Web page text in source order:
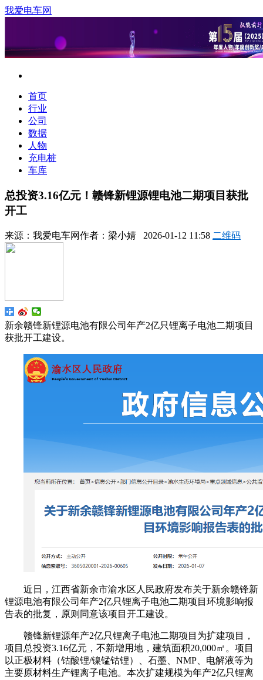
我爱电车网
首页
行业
公司
数据
人物
充电桩
车库
总投资3.16亿元！赣锋新锂源锂电池二期项目获批
开工
来源： 我爱电车网作者： 梁小婧 2026-01-12 11:58 二维码
新余赣锋新锂源电池有限公司年产2亿只锂离子电池二期项目
获批开工建设。
近日，江西省新余市渝水区人民政府发布关于新余赣锋新
锂源电池有限公司年产2亿只锂离子电池二期项目环境影响报
告表的批复，原则同意该项目开工建设。
赣锋新锂源年产2亿只锂离子电池二期项目为扩建项目，
项目总投资3.16亿元，不新增用地，建筑面积20,000㎡。项目
以正极材料（钴酸锂/镍锰钴锂）、石墨、NMP、电解液等为
主要原材料生产锂离子电池。本次扩建规模为年产2亿只锂离